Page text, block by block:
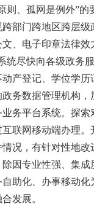
则、孤网是例外”
部门跨地区跨层
、电子印章法律
统尽快向各级政务
产登记、学位学
务数据管理机构
务平台系统。探
联网移动端办理
况，有针对性地
因专业性强、集
助化、办事移动
发展。